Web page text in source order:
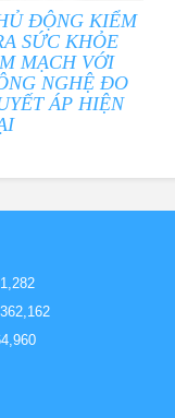
ĐỘNG KIỂM
SỨC KHỎE
MẠCH VỚI
NGHỆ ĐO
ÁP HIỆN